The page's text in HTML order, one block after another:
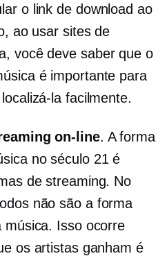
o link de download ao
ao usar sites de
você deve saber que o
é importante para
la facilmente.
on-line. A forma
no século 21 é
de streaming. No
não são a forma
música. Isso ocorre
os artistas ganham é